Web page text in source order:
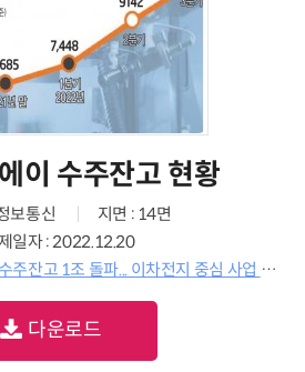
이 수주잔고 현황
보통신
지면 : 14면
일자 : 2022.12.20
고 1조 돌파... 이차전지 중심 사업 다각화 통했다
다운로드